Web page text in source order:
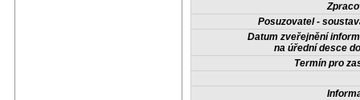
Posuzovatel -
Datum zveřejnění
na úřední desce
Termín pro